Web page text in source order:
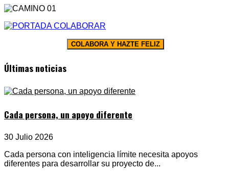
COLABORA Y HAZTE FELIZ
Últimas noticias
Cada persona, un apoyo diferente
30 Julio 2026
Cada persona con inteligencia límite necesita apoyos
diferentes para desarrollar su proyecto de...